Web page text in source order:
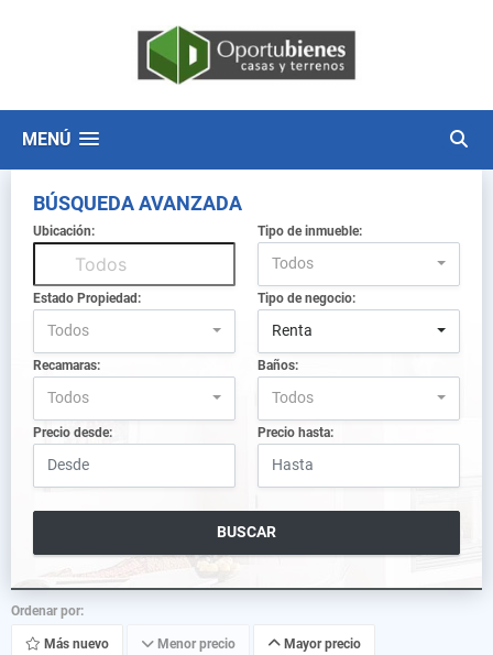
MENÚ
BÚSQUEDA AVANZADA
Ubicación: Tipo de inmueble:
Todos
Estado Propiedad:
Todos
Tipo de negocio:
Renta
Recamaras:
Todos
Baños:
Todos
Precio desde: Precio hasta:
BUSCAR
Ordenar por:
Más nuevo Menor precio Mayor precio